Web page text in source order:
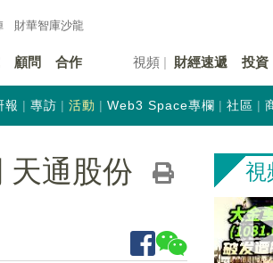
財華智庫沙龍
顧問 合作 視頻 財經速遞 投資
報 專訪 活動 Web3 Space專欄 社區
天通股份
視